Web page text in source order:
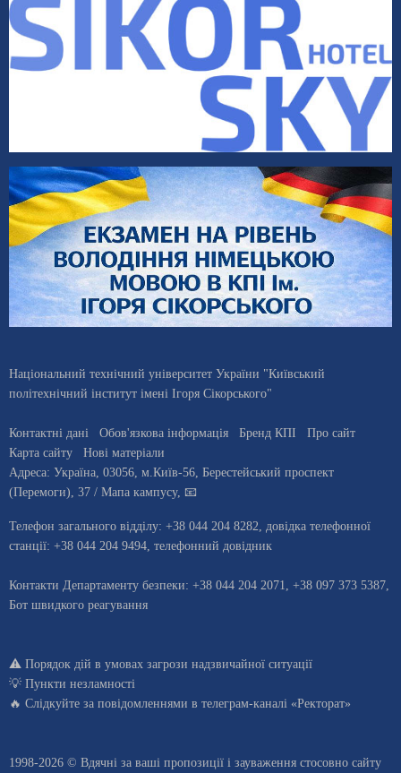
Національний технічний університет України "Київський
політехнічний інститут імені Ігоря Сікорського"
Контактні дані Обов'язкова інформація Бренд КПІ
Про сайт
Карта сайту
Нові матеріали
Адреса: Україна 03056 , м. Київ-56, Берестейський проспект
(Перемоги), 37 / Мапа кампусу, 📧
Телефон загального відділу: +38 044 204 8282, довiдка телефонної
станцiї: +38 044 204 9494, телефонний довідник
Контакти Департаменту безпеки: +38 044 204 2071, +38 097 373 5387,
Бот швидкого реагування
⚠️ Порядок дій в умовах загрози надзвичайної ситуації
💡 Пункти незламності
🔥 Слідкуйте за повідомленнями в телеграм-каналі «Ректорат»
1998-2026 © Вдячні за ваші пропозиції і зауваження стосовно сайту